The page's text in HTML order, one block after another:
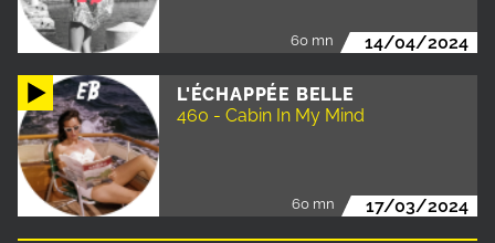
60 mn 14/04/2024
L'ÉCHAPPÉE BELLE
460 - Cabin In My Mind
60 mn 17/03/2024